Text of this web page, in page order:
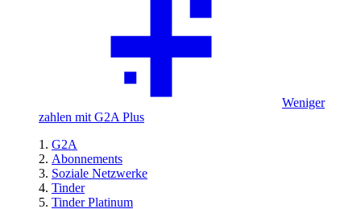
Weniger
zahlen mit G2A Plus
G2A
Abonnements
Soziale Netzwerke
Tinder
Tinder Platinum